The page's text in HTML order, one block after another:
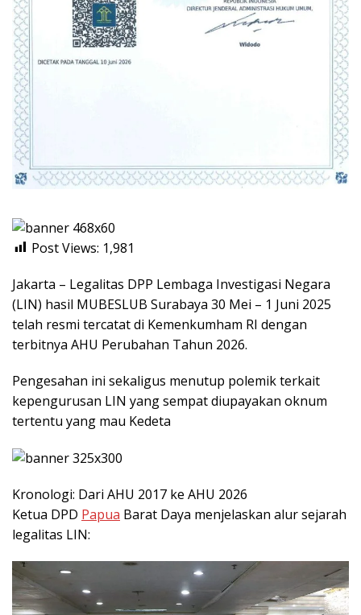
Post Views: 1,981
Jakarta – Legalitas DPP Lembaga Investigasi Negara
(LIN) hasil MUBESLUB Surabaya 30 Mei – 1 Juni 2025
telah resmi tercatat di Kemenkumham RI dengan
terbitnya AHU Perubahan Tahun 2026.
Pengesahan ini sekaligus menutup polemik terkait
kepengurusan LIN yang sempat diupayakan oknum
tertentu yang mau Kedeta
Kronologi: Dari AHU 2017 ke AHU 2026
Ketua DPD Papua Barat Daya menjelaskan alur sejarah
legalitas LIN: